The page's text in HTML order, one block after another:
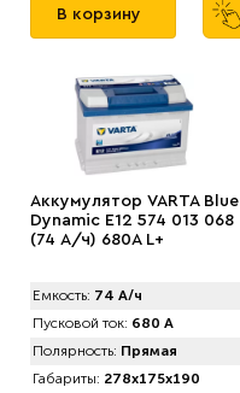
В корзину
Аккумулятор VARTA Blue
Dynamic E12 574 013 068
(74 А/ч) 680А L+
Емкость: 74 А/ч
Пусковой ток: 680 А
Полярность: Прямая
Габариты: 278x175x190